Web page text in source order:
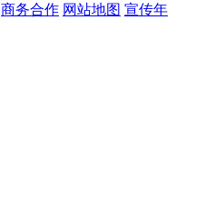
商务合作 网站地图 宣传年